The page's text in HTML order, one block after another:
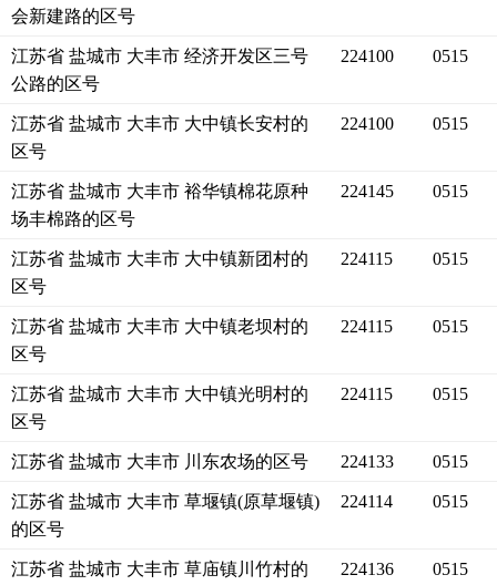
会新建路的区号
江苏省 盐城市 大丰市 经济开发区三号
公路的区号
224100 0515
江苏省 盐城市 大丰市 大中镇长安村的
区号
224100 0515
江苏省 盐城市 大丰市 裕华镇棉花原种
场丰棉路的区号
224145 0515
江苏省 盐城市 大丰市 大中镇新团村的
区号
224115 0515
江苏省 盐城市 大丰市 大中镇老坝村的
区号
224115 0515
江苏省 盐城市 大丰市 大中镇光明村的
区号
224115 0515
江苏省 盐城市 大丰市 川东农场的区号 224133 0515
江苏省 盐城市 大丰市 草堰镇(原草堰镇)
的区号
224114 0515
江苏省 盐城市 大丰市 草庙镇川竹村的
224136 0515